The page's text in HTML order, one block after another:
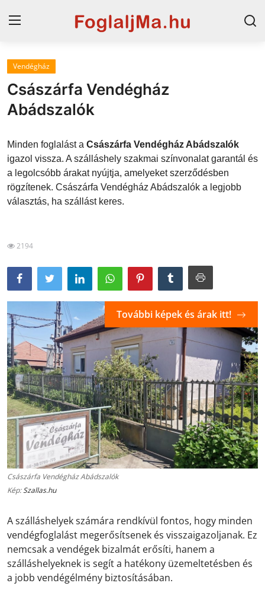
Horvát tengerpart
Magyarország
Szállások a Balatonon
Szállások Hajdúszoboszlón
Blog
Vendégház
Császárfa Vendégház
Abádszalók
Minden foglalást a Császárfa Vendégház Abádszalók
igazol vissza. A szálláshely szakmai színvonalat garantál és
a legolcsóbb árakat nyújtja, amelyeket szerződésben
rögzítenek. Császárfa Vendégház Abádszalók a legjobb
választás, ha szállást keres.
2194
Császárfa Vendégház Abádszalók
Kép:Szallas.hu
További képek és árak itt!
A szálláshelyek számára rendkívül fontos, hogy minden
vendégfoglalást megerősítsenek és visszaigazoljanak. Ez
nemcsak a vendégek bizalmát erősíti, hanem a
szálláshelyeknek is segít a hatékony üzemeltetésben és
a jobb vendégélmény biztosításában.